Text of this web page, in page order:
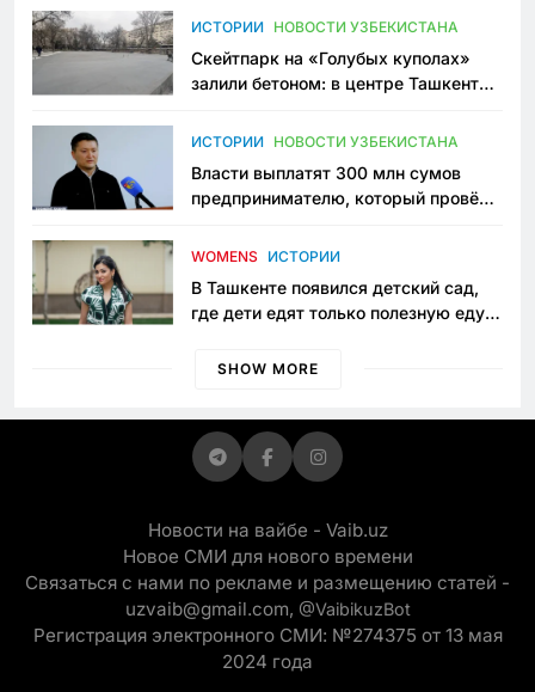
Узбекистане
ИСТОРИИ НОВОСТИ УЗБЕКИСТАНА
Скейтпарк на «Голубых куполах»
залили бетоном: в центре Ташкента
пространство
ИСТОРИИ НОВОСТИ УЗБЕКИСТАНА
Власти выплатят 300 млн сумов
предпринимателю, который провёл
приговору
WOMENS ИСТОРИИ
В Ташкенте появился детский сад,
где дети едят только полезную еду.
просить «кашу без сахара»
SHOW MORE
Новости на вайбе - Vaib.uz
Новое СМИ для нового времени
Связаться с нами по рекламе и размещению статей -
uzvaib@gmail.com, @VaibikuzBot
Регистрация электронного СМИ: №274375 от 13 мая
2024 года